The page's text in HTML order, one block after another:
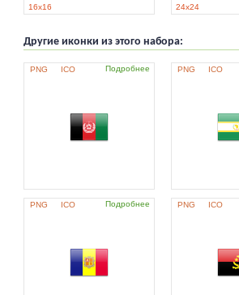
16x16 24x24
Другие иконки из этого набора:
PNG ICO Подробнее PNG ICO
PNG ICO Подробнее PNG ICO